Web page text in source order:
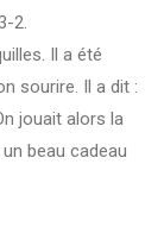
2.
Il a été
sourire. Il a dit :
jouait alors la
beau cadeau